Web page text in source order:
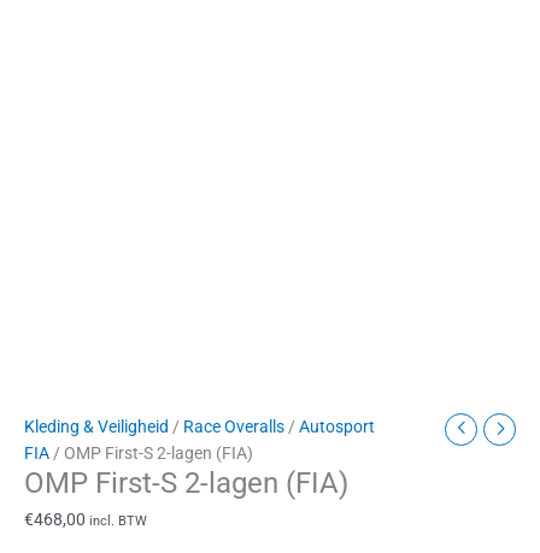
Kleding & Veiligheid / Race Overalls/ Autosport
FIA/ OMP First-S 2-lagen (FIA)
OMP First-S 2-lagen (FIA)
€468,00 incl. BTW